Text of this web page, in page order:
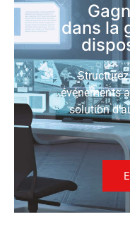
dans la
événements
solution